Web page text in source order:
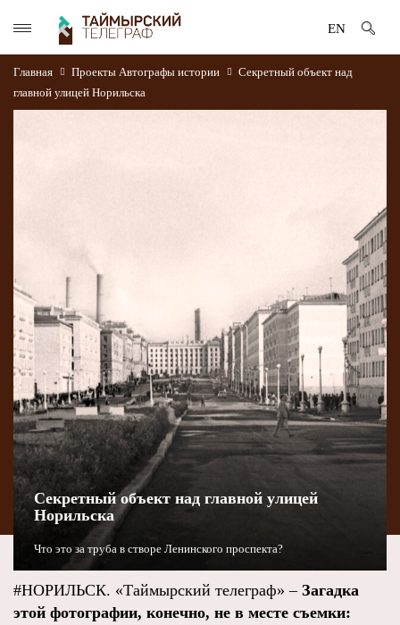
EN
Главная Проекты Автографы истории
Секретный объект над
главной улицей Норильска
Секретный объект над главной улицей
Норильска
Что это за труба в створе Ленинского проспекта?
#НОРИЛЬСК. «Таймырский телеграф» – Загадка
этой фотографии, конечно, не в месте съемки: